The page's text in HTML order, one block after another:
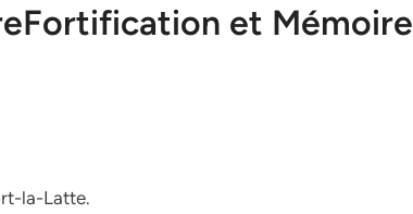
et Mémoire
la-Latte.